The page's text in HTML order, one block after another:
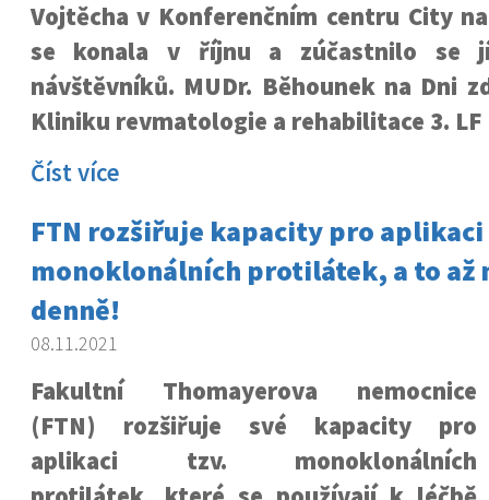
Vojtěcha v Konferenčním centru City
se konala v říjnu a zúčastnilo se
návštěvníků. MUDr. Běhounek na Dni
Kliniku revmatologie a rehabilitace 3. LF
Číst více
FTN rozšiřuje kapacity pro aplikaci
monoklonálních protilátek, a to až
denně!
08.11.2021
Fakultní Thomayerova nemocnice
(FTN) rozšiřuje své kapacity pro
aplikaci tzv. monoklonálních